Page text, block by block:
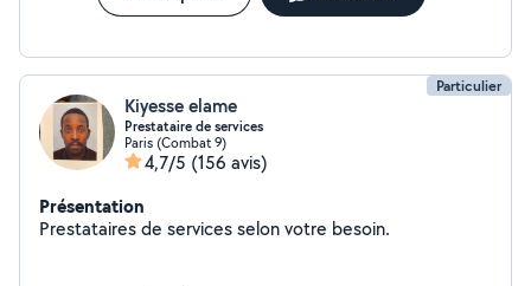
Particulier
Kiyesse elame
Prestataire de services
Paris (Combat 9)
4,7/5 (156 avis)
Présentation
Prestataires de services selon votre besoin.